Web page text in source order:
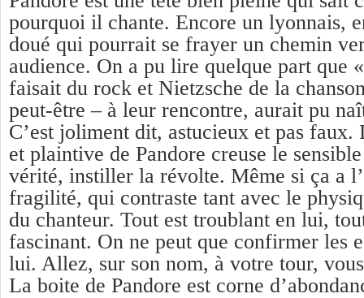
pourquoi il chante. Encore un lyonnais,
doué qui pourrait se frayer un chemin
audience. On a pu lire quelque part que
faisait du rock et Nietzsche de la
peut-être – à leur rencontre, aurait pu
C’est joliment dit, astucieux et pas faux.
et plaintive de Pandore creuse le
vérité, instiller la révolte. Même si ça a
fragilité, qui contraste tant avec le
du chanteur. Tout est troublant en lui,
fascinant. On ne peut que confirmer les
lui. Allez, sur son nom, à votre tour,
La boite de Pandore est corne